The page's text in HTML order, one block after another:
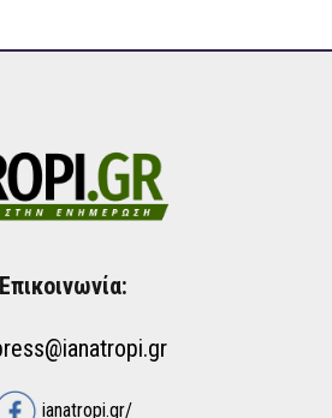
Επικοινωνία:
ianatropi.gr/